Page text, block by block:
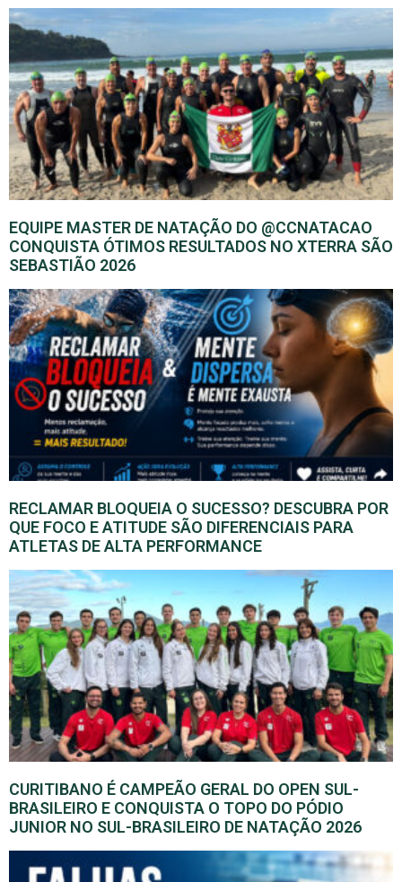
EQUIPE MASTER DE NATAÇÃO DO @CCNATACAO
CONQUISTA ÓTIMOS RESULTADOS NO XTERRA SÃO
SEBASTIÃO 2026
RECLAMAR BLOQUEIA O SUCESSO? DESCUBRA POR
QUE FOCO E ATITUDE SÃO DIFERENCIAIS PARA
ATLETAS DE ALTA PERFORMANCE
CURITIBANO É CAMPEÃO GERAL DO OPEN SUL-
BRASILEIRO E CONQUISTA O TOPO DO PÓDIO
JUNIOR NO SUL-BRASILEIRO DE NATAÇÃO 2026